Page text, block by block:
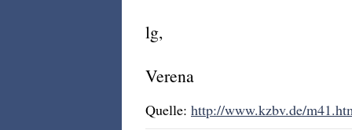
lg,
Verena
Quelle: http://www.kzbv.de/